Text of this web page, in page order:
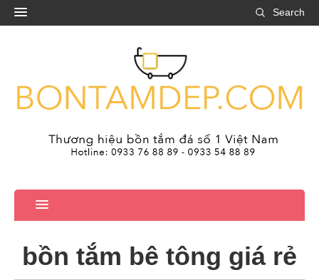
Search
bồn tắm bê tông giá rẻ